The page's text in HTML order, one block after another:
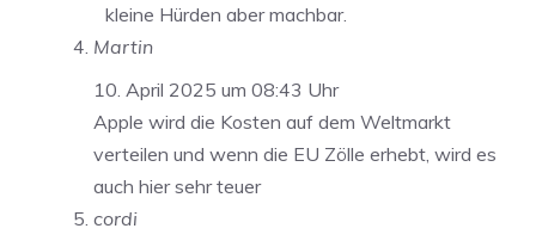
kleine Hürden aber machbar.
Martin
10. April 2025 um 08:43 Uhr
Apple wird die Kosten auf dem Weltmarkt
verteilen und wenn die EU Zölle erhebt, wird es
auch hier sehr teuer
cordi